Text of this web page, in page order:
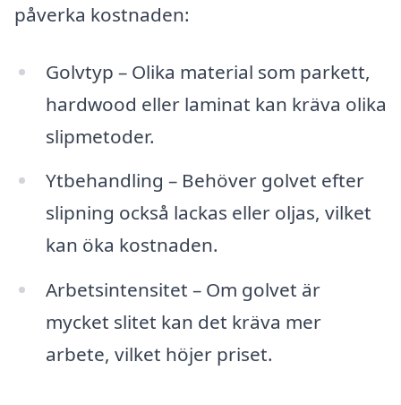
påverka kostnaden:
Golvtyp – Olika material som parkett,
hardwood eller laminat kan kräva olika
slipmetoder.
Ytbehandling – Behöver golvet efter
slipning också lackas eller oljas, vilket
kan öka kostnaden.
Arbetsintensitet – Om golvet är
mycket slitet kan det kräva mer
arbete, vilket höjer priset.